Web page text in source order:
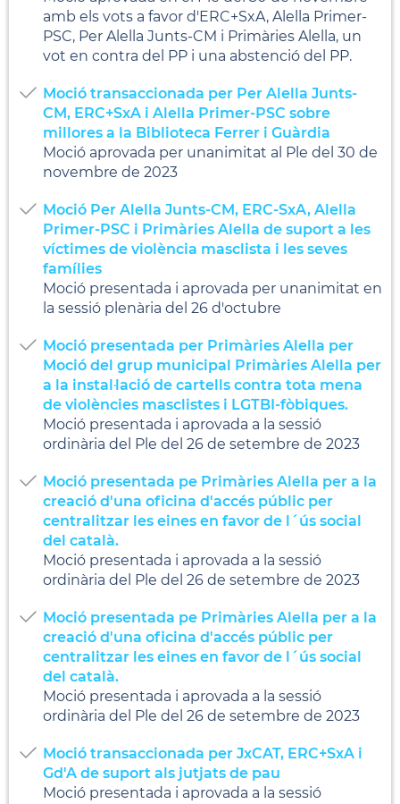
amb els vots a favor d'ERC+SxA, Alella Primer-
PSC, Per Alella Junts-CM i Primàries Alella, un
vot en contra del PP i una abstenció del PP.
Moció transaccionada per Per Alella Junts-
CM, ERC+SxA i Alella Primer-PSC sobre
millores a la Biblioteca Ferrer i Guàrdia
Moció aprovada per unanimitat al Ple del 30 de
novembre de 2023
Moció Per Alella Junts-CM, ERC-SxA, Alella
Primer-PSC i Primàries Alella de suport a les
víctimes de violència masclista i les seves
famílies
Moció presentada i aprovada per unanimitat en
la sessió plenària del 26 d'octubre
Moció presentada per Primàries Alella per
Moció del grup municipal Primàries Alella per
a la instal·lació de cartells contra tota mena
de violències masclistes i LGTBI-fòbiques.
Moció presentada i aprovada a la sessió
ordinària del Ple del 26 de setembre de 2023
Moció presentada pe Primàries Alella per a la
creació d'una oficina d'accés públic per
centralitzar les eines en favor de l´ús social
del català.
Moció presentada i aprovada a la sessió
ordinària del Ple del 26 de setembre de 2023
Moció presentada pe Primàries Alella per a la
creació d'una oficina d'accés públic per
centralitzar les eines en favor de l´ús social
del català.
Moció presentada i aprovada a la sessió
ordinària del Ple del 26 de setembre de 2023
Moció transaccionada per JxCAT, ERC+SxA i
Gd'A de suport als jutjats de pau
Moció presentada i aprovada a la sessió